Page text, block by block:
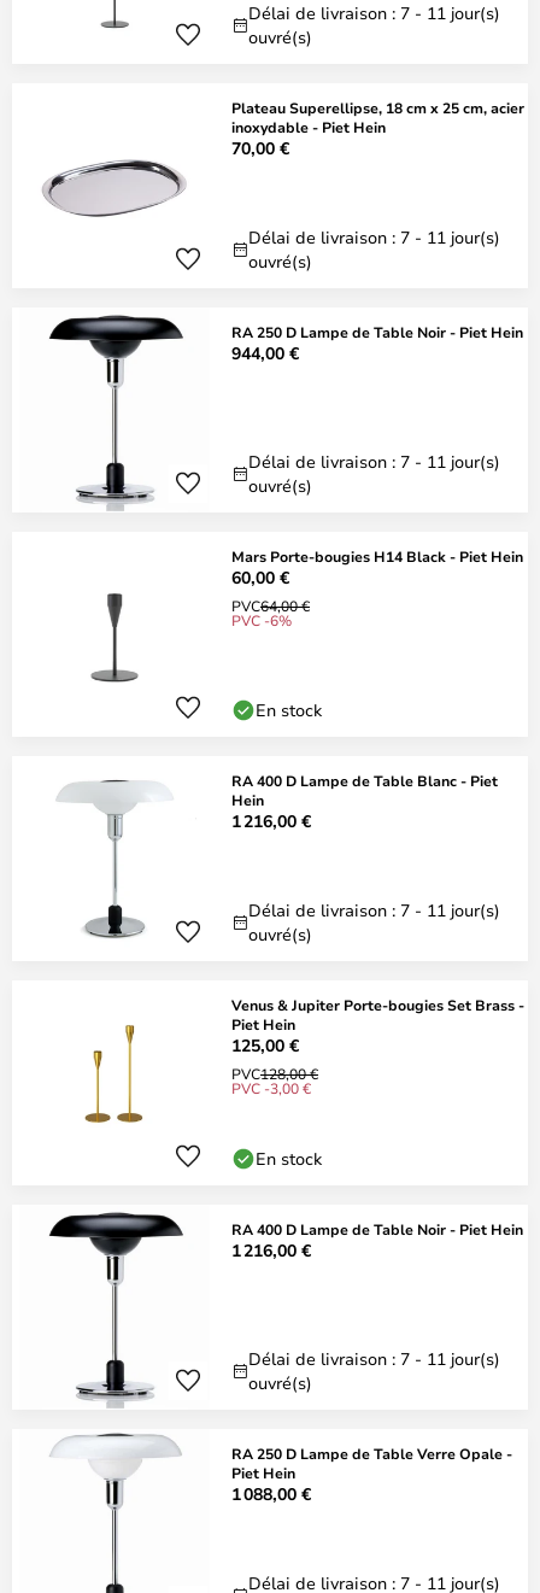
Délai de livraison : 7 - 11 jour(s)
ouvré(s)
Plateau Superellipse, 18 cm x 25 cm, acier
inoxydable - Piet Hein
70,00 €
Délai de livraison : 7 - 11 jour(s)
ouvré(s)
RA 250 D Lampe de Table Noir - Piet Hein
944,00 €
Délai de livraison : 7 - 11 jour(s)
ouvré(s)
Mars Porte-bougies H14 Black - Piet Hein
60,00 €
PVC64,00 €
PVC -6%
En stock
RA 400 D Lampe de Table Blanc - Piet
Hein
1 216,00 €
Délai de livraison : 7 - 11 jour(s)
ouvré(s)
Venus & Jupiter Porte-bougies Set Brass -
Piet Hein
125,00 €
PVC128,00 €
PVC -3,00 €
En stock
RA 400 D Lampe de Table Noir - Piet Hein
1 216,00 €
Délai de livraison : 7 - 11 jour(s)
ouvré(s)
RA 250 D Lampe de Table Verre Opale -
Piet Hein
1 088,00 €
Délai de livraison : 7 - 11 jour(s)